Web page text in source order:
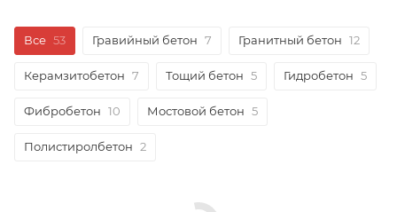
Все 53 Гравийный бетон 7 Гранитный бетон 12
Керамзитобетон 7 Тощий бетон 5 Гидробетон 5
Фибробетон 10 Мостовой бетон 5
Полистиролбетон 2